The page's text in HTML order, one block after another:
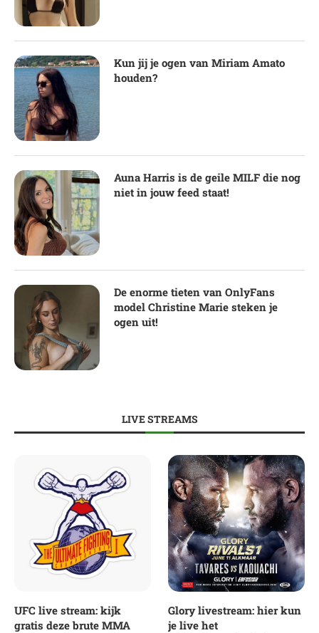
Kun jij je ogen van Miriam Amato
houden?
Auna Harris is de geile MILF die nog
niet in jouw feed staat!
De enorme tieten van OnlyFans
model Christine Marie steken je
ogen uit!
LIVE STREAMS
UFC live stream: kijk
gratis deze brute MMA
Glory livestream: hier kun
je live het